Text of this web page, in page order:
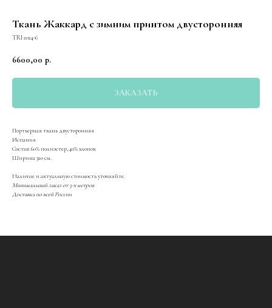
Ткань Жаккард с зимним принтом двусторонняя
TRI 2024-6
6600,00 р.
ЗАКАЗАТЬ
Портьерная ткань двусторонняя
Испания
Состав: 60% полиэстер, 40% хлопок
Ширина 320 см.
Наличие и актуальную стоимость уточняйте.
Минимальный заказ от 3-х метров
Доставка по всей России